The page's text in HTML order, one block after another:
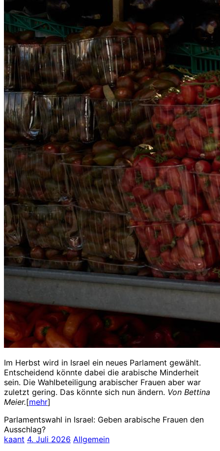
Im Herbst wird in Israel ein neues Parlament gewählt.
Entscheidend könnte dabei die arabische Minderheit
sein. Die Wahlbeteiligung arabischer Frauen aber war
zuletzt gering. Das könnte sich nun ändern. Von Bettina
Meier.[mehr]
Parlamentswahl in Israel: Geben arabische Frauen den
Ausschlag?
kaant 4. Juli 2026 Allgemein